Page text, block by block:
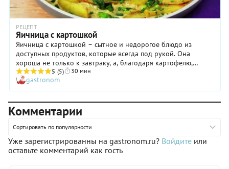
РЕЦЕПТ
Яичница с картошкой
Яичница с картошкой – сытное и недорогое блюдо из
доступных продуктов, которые всегда под рукой. Она
хороша не только к завтраку, а, благодаря картофелю,
может стать отличным сытным обедом или ужином. Чтобы
несколько ускорить процесс, овощ можно заранее отварить
до полуготовности (около 10 минут), а затем лишь обжарить
до золотистой корочки. Также подойдет картофель, который
остался с ужина. Из зелени можно использовать любую, по
вашему вкусу. Но без зеленого лука никак не обойтись.
Вместе с картофелем они представляют собой очень
удачную пару. Если хочется разнообразить вкус, то
допустимо добавлять помидоры, грибы, индейку, баклажаны,
кабачки и, конечно же, сыр. Он придаст блюду легкую
тягучесть и нежный сливочный аромат.
5 (5) 30 мин
gastronom
Комментарии
Сортировать по популярности
Уже зарегистрированны на gastronom.ru? Войдите или
оставьте комментарий как гость